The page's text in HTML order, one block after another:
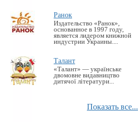
Ранок
Издательство «Ранок»,
основанное в 1997 году,
является лидером книжной
индустрии Украины....
Талант
«Талант» — українське
двомовне видавництво
дитячої літератури...
Показать все...